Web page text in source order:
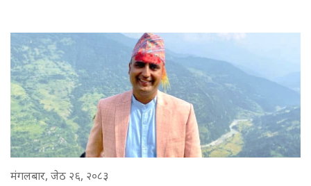
मंगलबार, जेठ २६, २०८३